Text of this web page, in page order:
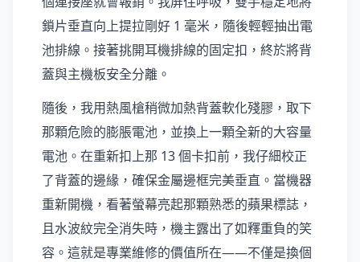
鎖片垂直向上提拉剛好 1 毫米，隨後輕輕抽出電
池排線。接著挑開耳機排線的固定扣，終於將背
蓋與主機板安全分離。
隨後，我用熱風槍稍微加熱背蓋軟化殘膠，取下
那顆危險的膨脹電池，並換上一顆全新的大容量
電池。在重新扣上那 13 個卡扣前，我仔細校正
了背蓋的邊緣，確保金屬邊框完美垂直。當機器
重新開機，看著螢幕亮起那顆熟悉的蘋果標誌，
且水波紋完全消失時，機主露出了如釋重負的笑
容。這就是專業維修的價值所在——不僅是換個